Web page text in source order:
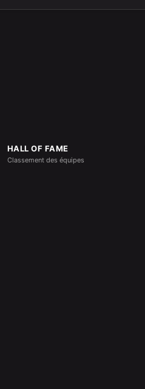
HALL OF FAME
Classement des équipes